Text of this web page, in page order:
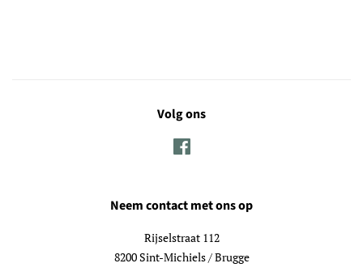
Volg ons
Neem contact met ons op
Rijselstraat 112
8200 Sint-Michiels / Brugge